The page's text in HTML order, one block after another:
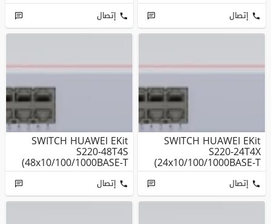
إتصال إتصال
SWITCH HUAWEI EKit
S220-24T4X
(24x10/100/1000BASE-T
Ports, 4x10GE SFP+...
إتصال
SWITCH HUAWEI EKit
S220-48T4S
(48x10/100/1000BASE-T
Ports, 4xGE SFP Po...
إتصال